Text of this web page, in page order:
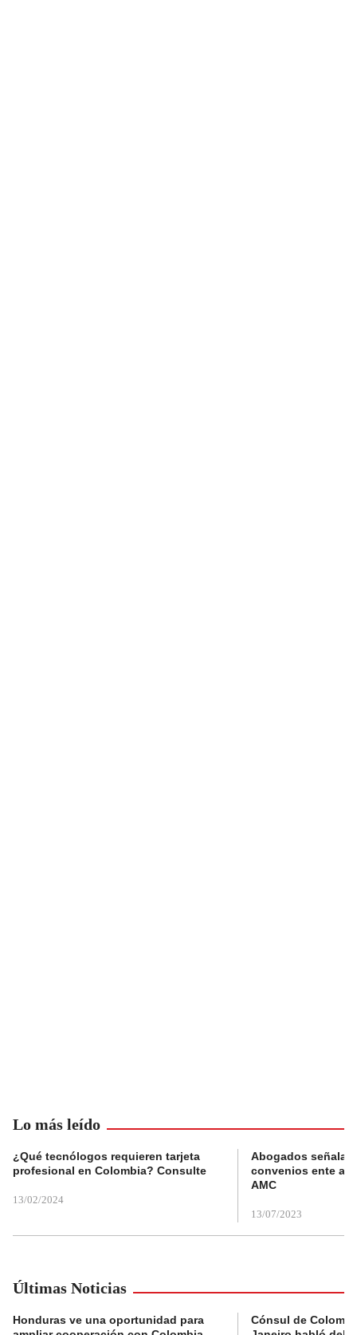
Lo más leído
¿Qué tecnólogos requieren tarjeta
profesional en Colombia? Consulte
13/02/2024
Abogados
convenios ente
AMC
13/07/2023
Últimas Noticias
Honduras ve una oportunidad para
Cónsul de